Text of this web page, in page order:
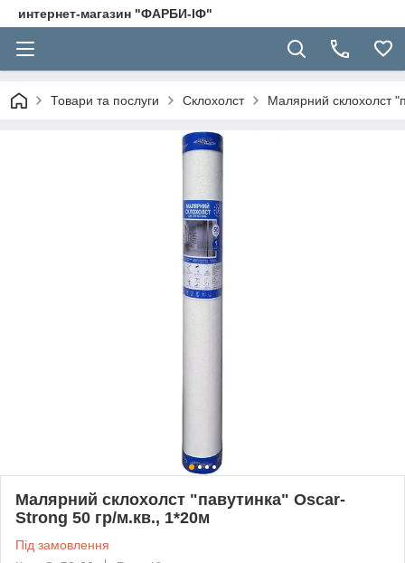
интернет-магазин "ФАРБИ-ІФ"
Товари та послуги Склохолст Малярний склохолст
Малярний склохолст "павутинка" Oscar-
Strong 50 гр/м.кв., 1*20м
Під замовлення